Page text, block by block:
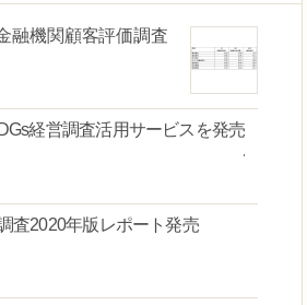
融機関顧客評価調査
経営調査活用サービスを発売
査2020年版レポート発売